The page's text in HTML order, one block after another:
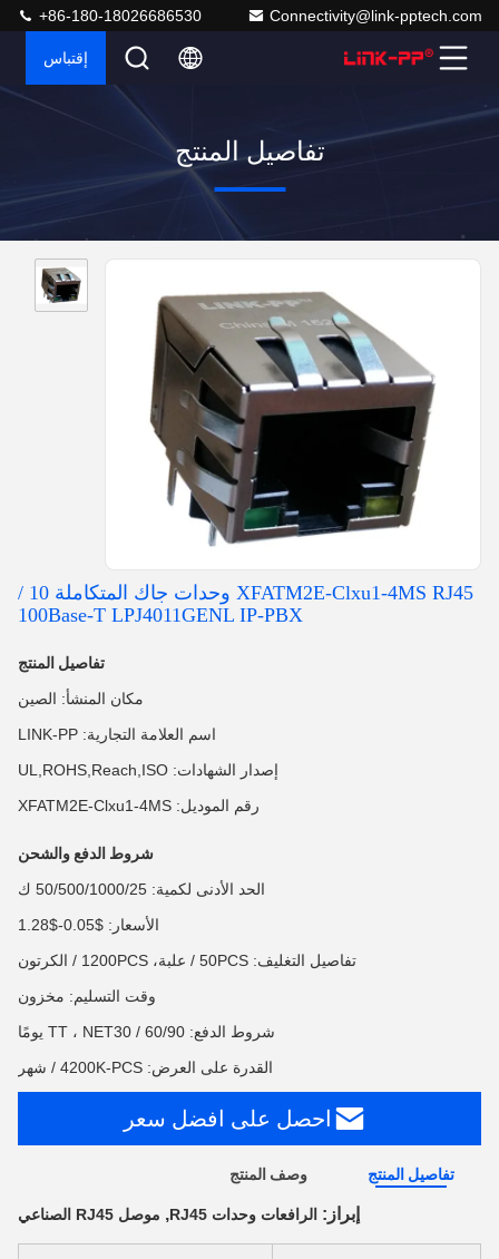
Connectivity@link-pptech.com
+86-180-18026686530
إقتباس
تفاصيل المنتج
XFATM2E-Clxu1-4MS RJ45 وحدات جاك المتكاملة 10 /
100Base-T LPJ4011GENL IP-PBX
تفاصيل المنتج
مكان المنشأ: الصين
اسم العلامة التجارية: LINK-PP
إصدار الشهادات: UL,ROHS,Reach,ISO
رقم الموديل: XFATM2E-Clxu1-4MS
شروط الدفع والشحن
الحد الأدنى لكمية: 50/500/1000/25 ك
الأسعار: $0.05-$1.28
تفاصيل التغليف: 50PCS / علبة، 1200PCS / الكرتون
وقت التسليم: مخزون
شروط الدفع: TT ، NET30 / 60/90 يومًا
القدرة على العرض: 4200K-PCS / شهر
احصل على افضل سعر
تفاصيل المنتج وصف المنتج
إبراز: الرافعات وحدات RJ45 , موصل RJ45 الصناعي